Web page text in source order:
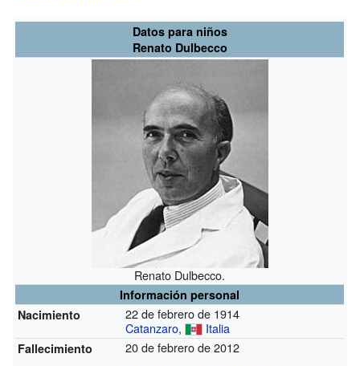
Datos para niños
Renato Dulbecco
Renato Dulbecco.
Información personal
Nacimiento
22 de febrero de 1914
Catanzaro, Italia
Fallecimiento
20 de febrero de 2012